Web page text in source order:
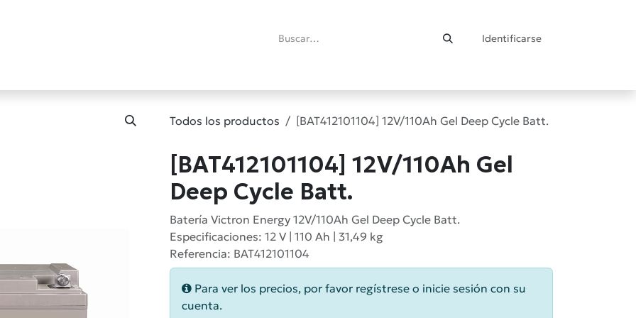
Identificarse
Todos los productos [BAT412101104] 12V/110Ah Gel Deep Cycle Batt.
[BAT412101104] 12V/110Ah Gel
Deep Cycle Batt.
Batería Victron Energy 12V/110Ah Gel Deep Cycle Batt.
Especificaciones: 12 V | 110 Ah | 31,49 kg
Referencia: BAT412101104
Para ver los precios, por favor regístrese o inicie sesión con su
cuenta.